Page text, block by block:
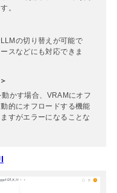
。
の切り替えが可能で
スなどにも対応できま
かす場合、VRAMにオフ
的にオフロードする機能
すがエラーになることな